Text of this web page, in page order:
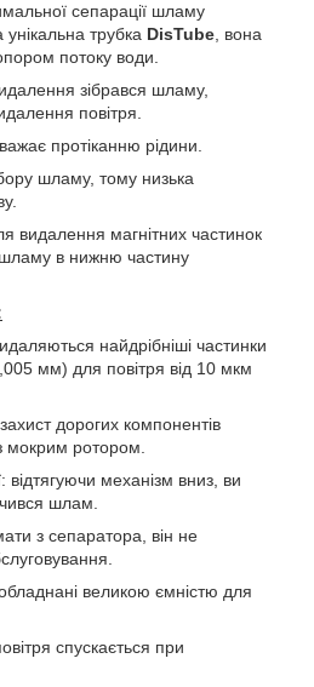
сепарації шламу
трубка DisTube , вона
потоку води.
зібрався шламу,
повітря.
протіканню рідини.
шламу, тому низька
видалення магнітних частинок
в нижню частину
найдрібніші частинки
мм) для повітря від 10 мкм
дорогих компонентів
мокрим ротором.
відтягуючи механізм вниз, ви
шлам.
з сепаратора, він не
великою ємністю для
спускається при